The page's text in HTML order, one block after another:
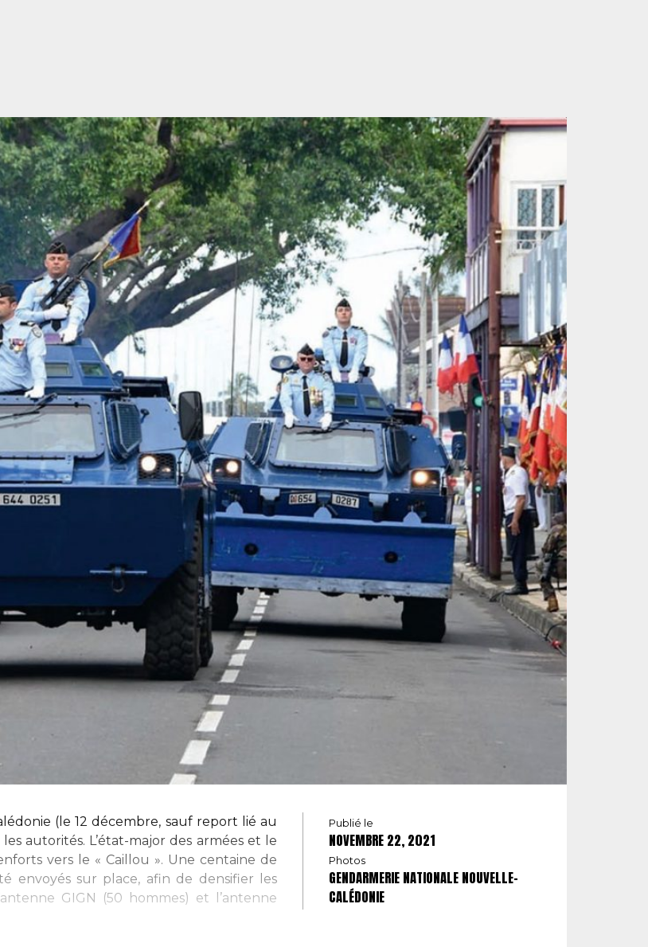
(le 12 décembre, sauf report lié au
autorités. L’état-major des armées et le
vers le « Caillou ». Une centaine de
envoyés sur place, afin de densifier les
GIGN (50 hommes) et l’antenne
Publié le
NOVEMBRE 22, 2021
Photos
GENDARMERIE NATIONALE NOUVELLE-
CALÉDONIE